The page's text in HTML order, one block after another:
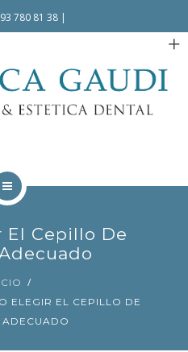
780 81 38 |
El Cepillo De
ELEGIR EL CEPILLO DE
ADECUADO